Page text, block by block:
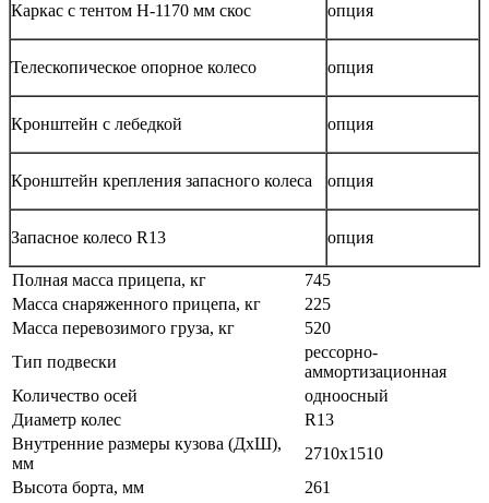
Каркас с тентом H-1170 мм скос опция
Телескопическое опорное колесо опция
Кронштейн с лебедкой опция
Кронштейн крепления запасного колеса опция
Запасное колесо R13 опция
Полная масса прицепа, кг
745
Масса снаряженного прицепа, кг
225
Масса перевозимого груза, кг
520
Тип подвески
рессорно-
аммортизационная
Количество осей
одноосный
Диаметр колес
R13
Внутренние размеры кузова (ДхШ),
мм
2710х1510
Высота борта, мм
261